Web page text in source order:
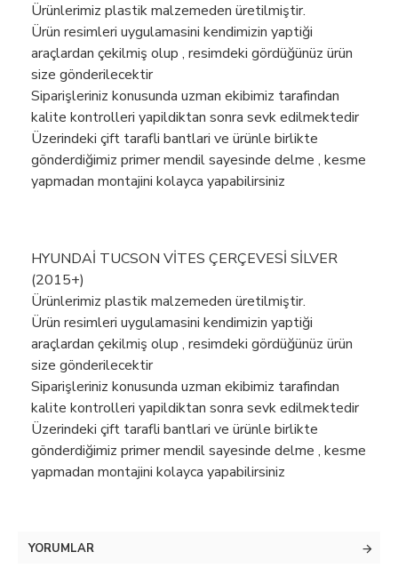
Ürünlerimiz plastik malzemeden üretilmiştir.
Ürün resimleri uygulamasini kendimizin yaptiği
araçlardan çekilmiş olup , resimdeki gördüğünüz ürün
size gönderilecektir
Siparişleriniz konusunda uzman ekibimiz tarafindan
kalite kontrolleri yapildiktan sonra sevk edilmektedir
Üzerindeki çift tarafli bantlari ve ürünle birlikte
gönderdiğimiz primer mendil sayesinde delme , kesme
yapmadan montajini kolayca yapabilirsiniz
HYUNDAİ TUCSON VİTES ÇERÇEVESİ SİLVER
(2015+)
Ürünlerimiz plastik malzemeden üretilmiştir.
Ürün resimleri uygulamasini kendimizin yaptiği
araçlardan çekilmiş olup , resimdeki gördüğünüz ürün
size gönderilecektir
Siparişleriniz konusunda uzman ekibimiz tarafindan
kalite kontrolleri yapildiktan sonra sevk edilmektedir
Üzerindeki çift tarafli bantlari ve ürünle birlikte
gönderdiğimiz primer mendil sayesinde delme , kesme
yapmadan montajini kolayca yapabilirsiniz
YORUMLAR